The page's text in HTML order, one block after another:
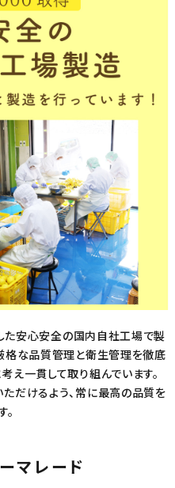
安心安全の国内自社工場で製
格な品質管理と衛生管理を徹底
え一貫して取り組んでいます。
だけるよう、常に最高の品質を
マレード